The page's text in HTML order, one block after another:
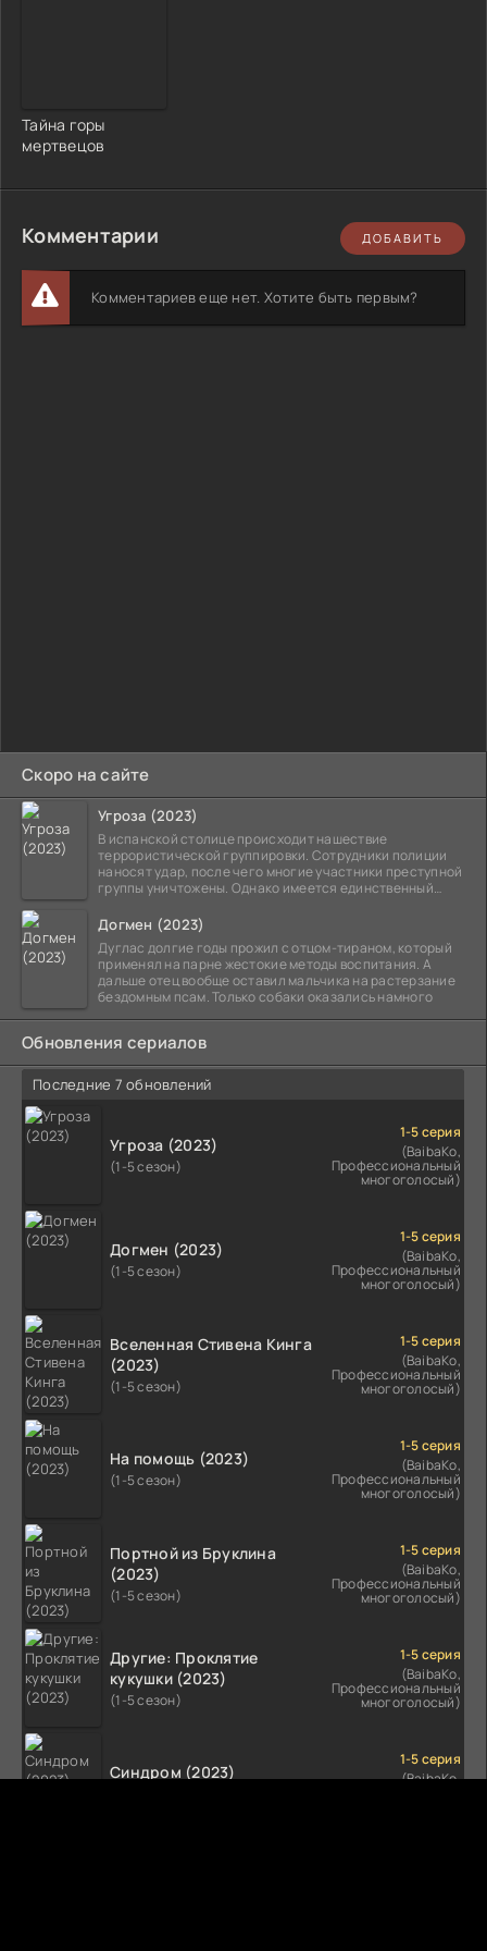
Скоро на сайте
Угроза (2023)
В испанской столице происходит нашествие
террористической группировки. Сотрудники полиции
наносят удар, после чего многие участники преступной
группы уничтожены. Однако имеется единственный
Догмен (2023)
Дуглас долгие годы прожил с отцом-тираном, который
применял на парне жестокие методы воспитания. А
дальше отец вообще оставил мальчика на растерзание
бездомным псам. Только собаки оказались намного
Обновления сериалов
Последние 7 обновлений
Угроза (2023)
(1-5 сезон)
1-5 серия
(BaibaKo,
Профессиональный
многоголосый)
Догмен (2023)
(1-5 сезон)
1-5 серия
(BaibaKo,
Профессиональный
многоголосый)
Вселенная Стивена Кинга
(2023)
(1-5 сезон)
1-5 серия
(BaibaKo,
Профессиональный
многоголосый)
На помощь (2023)
(1-5 сезон)
1-5 серия
(BaibaKo,
Профессиональный
многоголосый)
Портной из Бруклина
(2023)
(1-5 сезон)
1-5 серия
(BaibaKo,
Профессиональный
многоголосый)
Другие: Проклятие
кукушки (2023)
(1-5 сезон)
1-5 серия
(BaibaKo,
Профессиональный
многоголосый)
Синдром (2023)
1-5 серия
(BaibaKo,
Тайна горы
мертвецов
Комментарии ДОБАВИТЬ
Комментариев еще нет. Хотите быть первым?